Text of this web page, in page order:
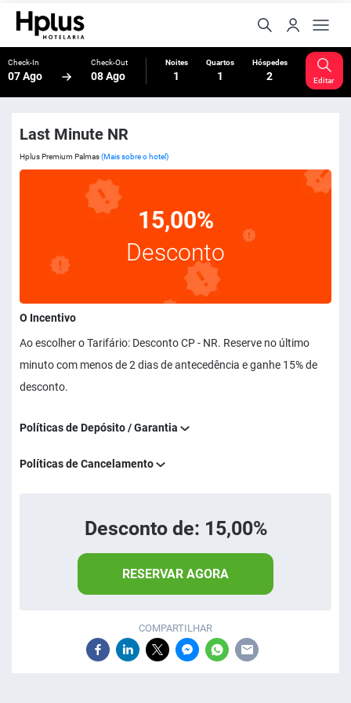
Check-In
07 Ago
Check-Out
08 Ago
Noites
1
Quartos
1
Hóspedes
2 Editar
Last Minute NR
Hplus Premium Palmas(Mais sobre o hotel)
15,00%
Desconto
O Incentivo
Ao escolher o Tarifário: Desconto CP - NR. Reserve no último
minuto com menos de 2 dias de antecedência e ganhe 15% de
desconto.
Políticas de Depósito / Garantia
Políticas de Cancelamento
Desconto de: 15,00%
RESERVAR AGORA
COMPARTILHAR